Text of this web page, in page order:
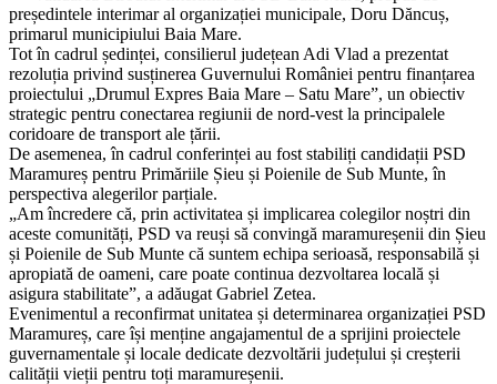
președintele interimar al organizației municipale, Doru Dăncuș,
primarul municipiului Baia Mare.
Tot în cadrul ședinței, consilierul județean Adi Vlad a prezentat
rezoluția privind susținerea Guvernului României pentru finanțarea
proiectului „Drumul Expres Baia Mare – Satu Mare”, un obiectiv
strategic pentru conectarea regiunii de nord-vest la principalele
coridoare de transport ale țării.
De asemenea, în cadrul conferinței au fost stabiliți candidații PSD
Maramureș pentru Primăriile Șieu și Poienile de Sub Munte, în
perspectiva alegerilor parțiale.
„Am încredere că, prin activitatea și implicarea colegilor noștri din
aceste comunități, PSD va reuși să convingă maramureșenii din Șieu
și Poienile de Sub Munte că suntem echipa serioasă, responsabilă și
apropiată de oameni, care poate continua dezvoltarea locală și
asigura stabilitate”, a adăugat Gabriel Zetea.
Evenimentul a reconfirmat unitatea și determinarea organizației PSD
Maramureș, care își menține angajamentul de a sprijini proiectele
guvernamentale și locale dedicate dezvoltării județului și creșterii
calității vieții pentru toți maramureșenii.